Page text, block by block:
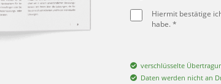
Hiermit bestätige
habe. *
verschlüsselte
Daten werden nicht an